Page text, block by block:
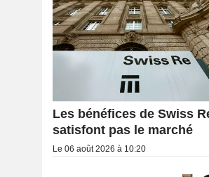
Les bénéfices de Swiss
satisfont pas le marché
Le 06 août 2026 à 10:20